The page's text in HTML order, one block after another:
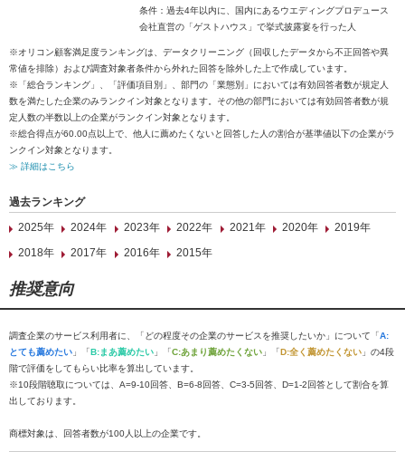
条件：過去4年以内に、国内にあるウエディングプロデュース
会社直営の「ゲストハウス」で挙式披露宴を行った人
※オリコン顧客満足度ランキングは、データクリーニング（回収したデータから不正回答や異
常値を排除）および調査対象者条件から外れた回答を除外した上で作成しています。
※「総合ランキング」、「評価項目別」、部門の「業態別」においては有効回答者数が規定人
数を満たした企業のみランクイン対象となります。その他の部門においては有効回答者数が規
定人数の半数以上の企業がランクイン対象となります。
※総合得点が60.00点以上で、他人に薦めたくないと回答した人の割合が基準値以下の企業がラ
ンクイン対象となります。
≫ 詳細はこちら
過去ランキング
2025年
2024年 2023年 2022年 2021年 2020年
2019年
2018年
2017年 2016年 2015年
推奨意向
調査企業のサービス利用者に、「どの程度その企業のサービスを推奨したいか」について「A:
とても薦めたい 」「B:まあ薦めたい 」「C:あまり薦めたくない 」「D:全く薦めたくない 」の4段
階で評価をしてもらい比率を算出しています。
※10段階聴取については、A=9-10回答、B=6-8回答、C=3-5回答、D=1-2回答として割合を算
出しております。
商標対象は、回答者数が100人以上の企業です。